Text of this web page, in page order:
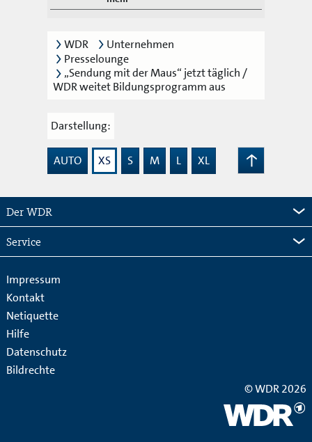
WDR
Unternehmen
Presselounge
„Sendung mit der Maus“ jetzt täglich /
WDR weitet Bildungsprogramm aus
Darstellung:
AUTO XS S M L
XL
Zum
Der WDR
Service
Impressum
Kontakt
Netiquette
Hilfe
Datenschutz
Bildrechte
© WDR 2026